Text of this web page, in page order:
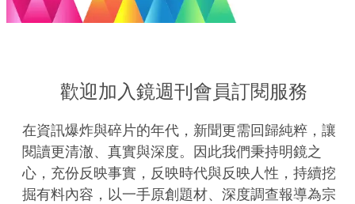
歡迎加入鏡週刊會員訂閱服務
在資訊爆炸與碎片的年代，新聞更需回歸純粹，讓
閱讀更清澈、真實與深度。因此我們秉持明鏡之
心，充份反映事實，反映時代與反映人性，持續挖
掘有料內容，以一手原創題材、深度調查報導為宗